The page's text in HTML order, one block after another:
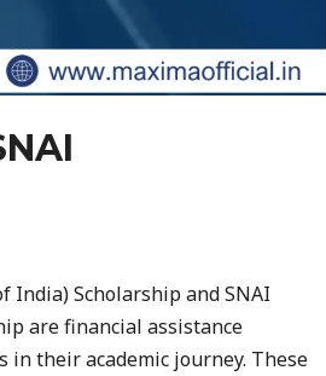
India) Scholarship and SNAI
are financial assistance
their academic journey. These